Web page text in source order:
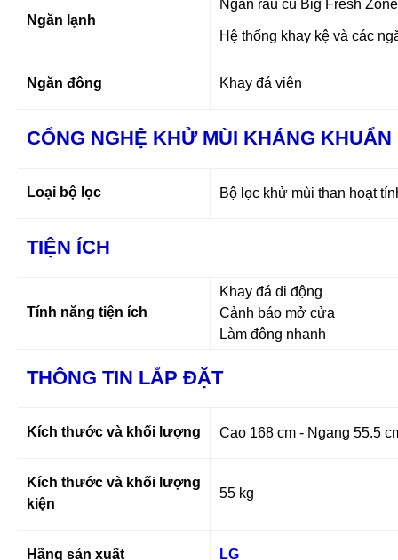
Ngăn lạnh
Ngăn rau củ Big Fresh Zone
Hệ thống khay kệ và các
Ngăn đông Khay đá viên
CỔNG NGHỆ KHỬ MÙI KHÁNG KHUẨN
Loại bộ lọc Bộ lọc khử mùi than hoạt
TIỆN ÍCH
Tính năng tiện ích
Khay đá di động
Cảnh báo mở cửa
Làm đông nhanh
THÔNG TIN LẮP ĐẶT
Kích thước và khối lượng Cao 168 cm - Ngang 55.5
Kích thước và khối lượng
kiện
55 kg
Hãng sản xuất LG